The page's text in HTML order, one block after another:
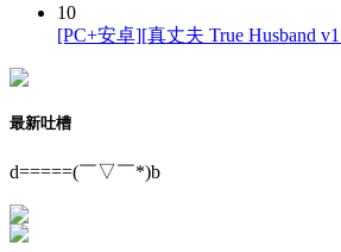
10
[PC+安卓][真丈夫 True Husband
最新吐槽
d=====(￣▽￣*)b